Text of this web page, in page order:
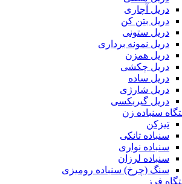
دریل آچاری
دریل بتن کن
دریل ستونی
دریل نمونه برداری
دریل همزن
دریل چکشی
دریل ساده
دریل شارژی
دریل گیربکسی
سنباده زن
تیزکن
سنباده تانکی
سنباده نواری
سنباده لرزان
سنگ (چرخ) سنباده رومیزی
فرز